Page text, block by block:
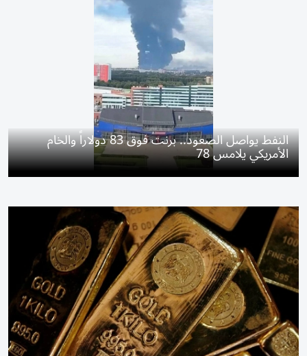
النفط يواصل الصعود.. برنت فوق 83 دولاراً والخام
الأمريكي يلامس 78